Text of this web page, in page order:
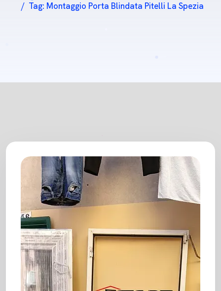
Tag: Montaggio Porta Blindata Pitelli La Spezia